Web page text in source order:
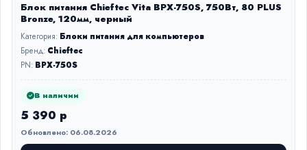
Блок питания Chieftec Vita BPX-750S, 750Вт, 80 PLUS
Bronze, 120мм, черный
Категория: Блоки питания для компьютеров
Бренд: Chieftec
PN: BPX-750S
В наличии
5 390 р
Обновлено: 06.08.2026